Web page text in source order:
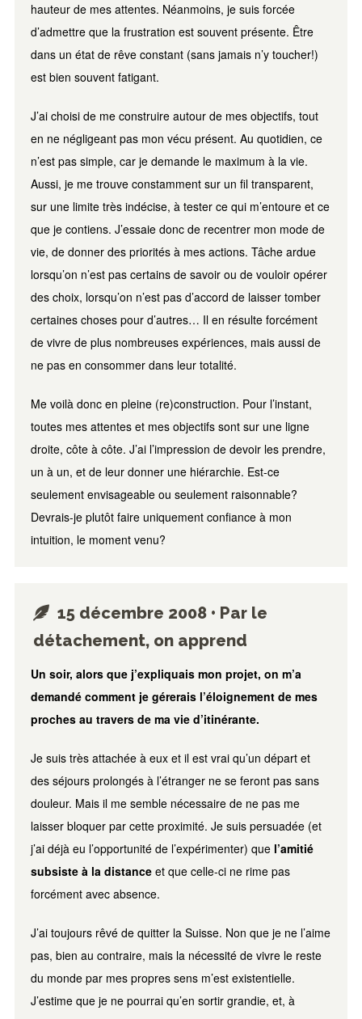
hauteur de mes attentes. Néanmoins, je suis forcée
d’admettre que la frustration est souvent présente. Être
dans un état de rêve constant (sans jamais n’y toucher!)
est bien souvent fatigant.
J’ai choisi de me construire autour de mes objectifs, tout
en ne négligeant pas mon vécu présent. Au quotidien, ce
n’est pas simple, car je demande le maximum à la vie.
Aussi, je me trouve constamment sur un fil transparent,
sur une limite très indécise, à tester ce qui m’entoure et ce
que je contiens. J’essaie donc de recentrer mon mode de
vie, de donner des priorités à mes actions. Tâche ardue
lorsqu’on n’est pas certains de savoir ou de vouloir opérer
des choix, lorsqu’on n’est pas d’accord de laisser tomber
certaines choses pour d’autres… Il en résulte forcément
de vivre de plus nombreuses expériences, mais aussi de
ne pas en consommer dans leur totalité.
Me voilà donc en pleine (re)construction. Pour l’instant,
toutes mes attentes et mes objectifs sont sur une ligne
droite, côte à côte. J’ai l’impression de devoir les prendre,
un à un, et de leur donner une hiérarchie. Est-ce
seulement envisageable ou seulement raisonnable?
Devrais-je plutôt faire uniquement confiance à mon
intuition, le moment venu?
15 décembre 2008 • Par le
détachement, on apprend
Un soir, alors que j’expliquais mon projet, on m’a
demandé comment je gérerais l’éloignement de mes
proches au travers de ma vie d’itinérante.
Je suis très attachée à eux et il est vrai qu’un départ et
des séjours prolongés à l’étranger ne se feront pas sans
douleur. Mais il me semble nécessaire de ne pas me
laisser bloquer par cette proximité. Je suis persuadée (et
j’ai déjà eu l’opportunité de l’expérimenter) que l’amitié
subsiste à la distanceet que celle-ci ne rime pas
forcément avec absence.
J’ai toujours rêvé de quitter la Suisse. Non que je ne l’aime
pas, bien au contraire, mais la nécessité de vivre le reste
du monde par mes propres sens m’est existentielle.
J’estime que je ne pourrai qu’en sortir grandie, et, à